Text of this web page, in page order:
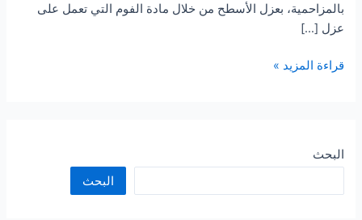
بالمزاحمية، بعزل الأسطح من خلال مادة الفوم التي تعمل على
عزل […]
شركة
قراءة المزيد »
البحث
البحث